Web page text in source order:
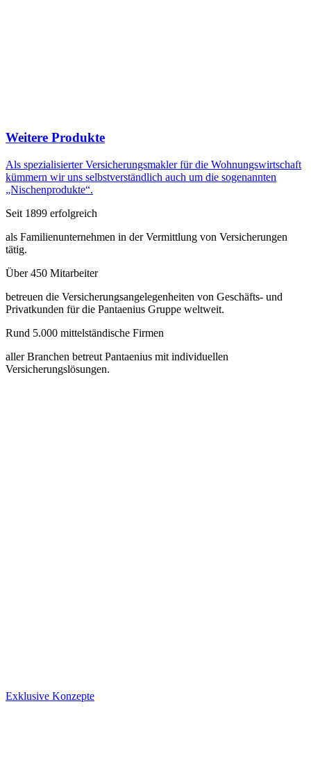
Weitere Produkte
Als spezialisierter Versicherungsmakler für die Wohnungswirtschaft
kümmern wir uns selbstverständlich auch um die sogenannten
„Nischenprodukte“.
Seit 1899 erfolgreich
als Familienunternehmen in der Vermittlung von Versicherungen
tätig.
Über 450 Mitarbeiter
betreuen die Versicherungsangelegenheiten von Geschäfts- und
Privatkunden für die Pantaenius Gruppe weltweit.
Rund 5.000 mittelständische Firmen
aller Branchen betreut Pantaenius mit individuellen
Versicherungslösungen.
Exklusive Konzepte